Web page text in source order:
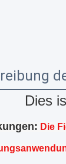
Dies
Die